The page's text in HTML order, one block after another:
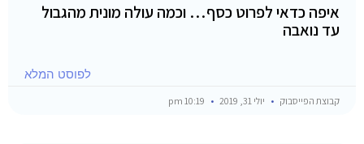
איפה כדאי לפרוט כסף… וכמה עולה מונית מהגבול
עד נואבה
לפוסט המלא
קבוצת הפייסבוק יולי 31, 2019